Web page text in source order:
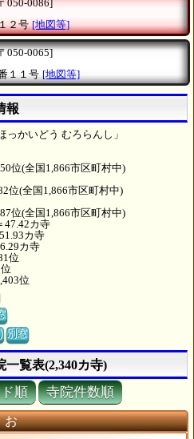
050-0086]
２号 [地図等]
050-0065]
１１号 [地図等]
報
っかいどう むろらんし」
位(全国1,866市区町村中)
位(全国1,866市区町村中)
位(全国1,866市区町村中)
47.42カ寺
カ寺
カ寺
位
位
別窓
覧表(2,340カ寺)
順 寺院件数順
お